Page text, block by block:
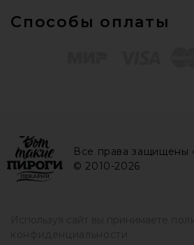
Способы оплаты
Все права защищены
© 2010-2026